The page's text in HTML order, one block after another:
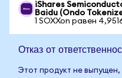
iShares
Baidu (Ondo
1 SOXXon равен
Отказ от
Этот продукт не